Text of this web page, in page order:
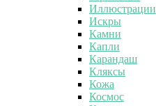
Иллюстрации
Искры
Камни
Капли
Карандаш
Кляксы
Кожа
Космос